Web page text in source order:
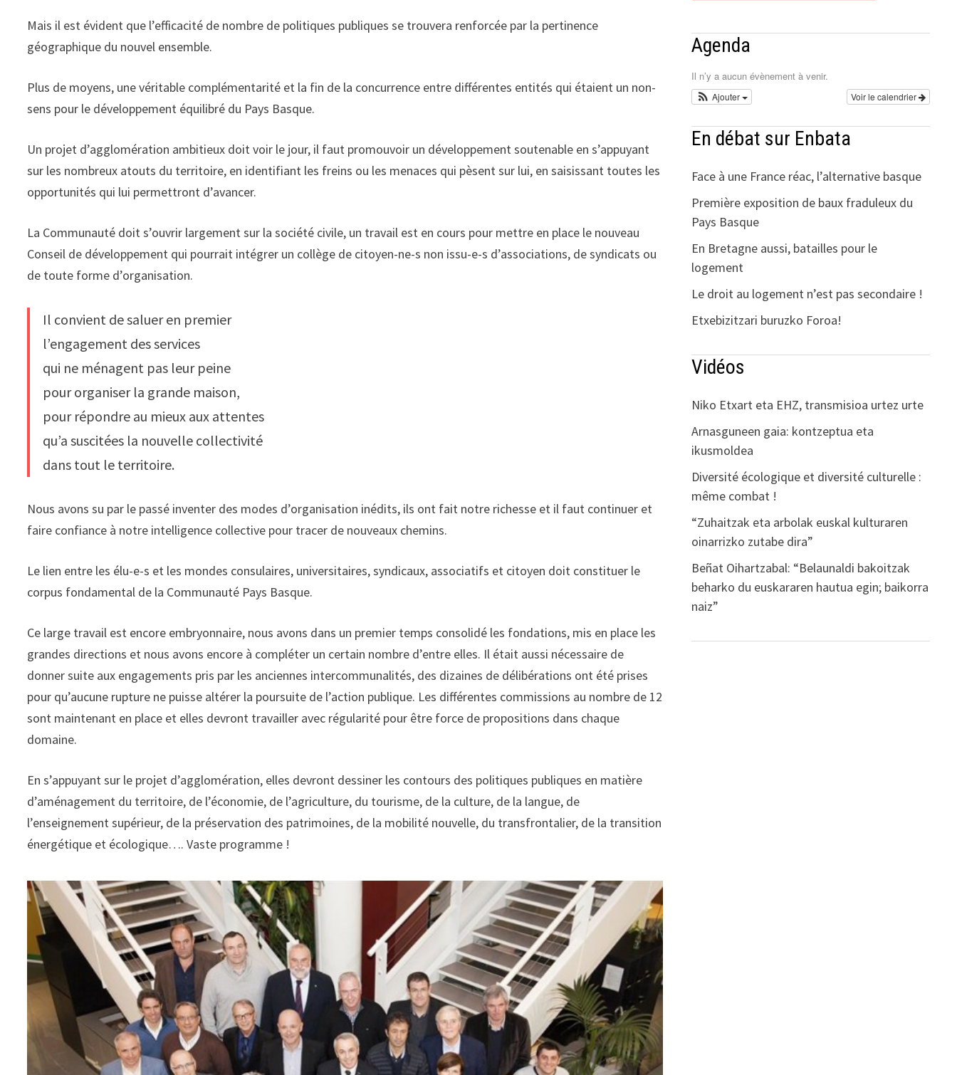
Mais il est évident que l’efficacité de nombre de politiques publiques se trouvera renforcée par la pertinence
géographique du nouvel ensemble.
Plus de moyens, une véritable complémentarité et la fin de la concurrence entre différentes entités qui étaient un non-
sens pour le développement équilibré du Pays Basque.
Un projet d’agglomération ambitieux doit voir le jour, il faut promouvoir un développement soutenable en s’appuyant
sur les nombreux atouts du territoire, en identifiant les freins ou les menaces qui pèsent sur lui, en saisissant toutes les
opportunités qui lui permettront d’avancer.
La Communauté doit s’ouvrir largement sur la société civile, un travail est en cours pour mettre en place le nouveau
Conseil de développement qui pourrait intégrer un collège de citoyen-ne-s non issu-e-s d’associations, de syndicats ou
de toute forme d’organisation.
Il convient de saluer en premier
l’engagement des services
qui ne ménagent pas leur peine
pour organiser la grande maison,
pour répondre au mieux aux attentes
qu’a suscitées la nouvelle collectivité
dans tout le territoire.
Nous avons su par le passé inventer des modes d’organisation inédits, ils ont fait notre richesse et il faut continuer et
faire confiance à notre intelligence collective pour tracer de nouveaux chemins.
Le lien entre les élu-e-s et les mondes consulaires, universitaires, syndicaux, associatifs et citoyen doit constituer le
corpus fondamental de la Communauté Pays Basque.
Ce large travail est encore embryonnaire, nous avons dans un premier temps consolidé les fondations, mis en place les
grandes directions et nous avons encore à compléter un certain nombre d’entre elles. Il était aussi nécessaire de
donner suite aux engagements pris par les anciennes intercommunalités, des dizaines de délibérations ont été prises
pour qu’aucune rupture ne puisse altérer la poursuite de l’action publique. Les différentes commissions au nombre de 12
sont maintenant en place et elles devront travailler avec régularité pour être force de propositions dans chaque
domaine.
En s’appuyant sur le projet d’agglomération, elles devront dessiner les contours des politiques publiques en matière
d’aménagement du territoire, de l’économie, de l’agriculture, du tourisme, de la culture, de la langue, de
l’enseignement supérieur, de la préservation des patrimoines, de la mobilité nouvelle, du transfrontalier, de la transition
énergétique et écologique…. Vaste programme !
Agenda
Il n’y a aucun évènement à venir.
Voir le calendrier
Ajouter
En débat sur Enbata
Face à une France réac, l’alternative basque
Première exposition de baux fraduleux du
Pays Basque
En Bretagne aussi, batailles pour le
logement
Le droit au logement n’est pas secondaire !
Etxebizitzari buruzko Foroa!
Vidéos
Niko Etxart eta EHZ, transmisioa urtez urte
Arnasguneen gaia: kontzeptua eta
ikusmoldea
Diversité écologique et diversité culturelle :
même combat !
“Zuhaitzak eta arbolak euskal kulturaren
oinarrizko zutabe dira”
Beñat Oihartzabal: “Belaunaldi bakoitzak
beharko du euskararen hautua egin; baikorra
naiz”